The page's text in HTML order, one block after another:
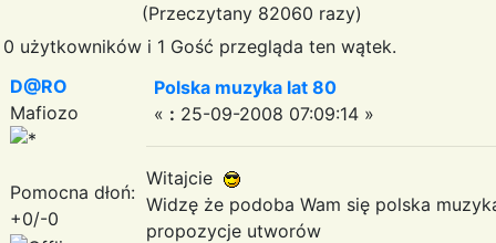
(Przeczytany 82060 razy)
0 użytkowników i 1 Gość przegląda ten wątek.
D@RO
Mafiozo
Pomocna dłoń:
+0/-0
Polska muzyka lat 80
« : 25-09-2008 07:09:14 »
Witajcie
Widzę że podoba Wam się polska
propozycje utworów